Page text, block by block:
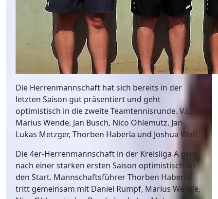
Die Herrenmannschaft hat sich bereits in der
letzten Saison gut präsentiert und geht
optimistisch in die zweite Teamtennisrunde. V.l.
Marius Wende, Jan Busch, Nico Ohlemutz, Jan-
Lukas Metzger, Thorben Haberla und Joshua Wolf.
Die 4er-Herrenmannschaft in der Kreisliga A geht
nach einer starken ersten Saison optimistisch an
den Start. Mannschaftsführer Thorben Haberla
tritt gemeinsam mit Daniel Rumpf, Marius Wende,